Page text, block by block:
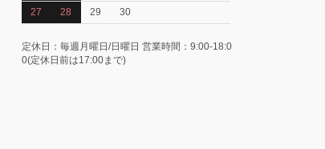
27
28 29 30
定休日：毎週月曜日/日曜日 営業時間：9:00-18:0
0(定休日前は17:00まで)